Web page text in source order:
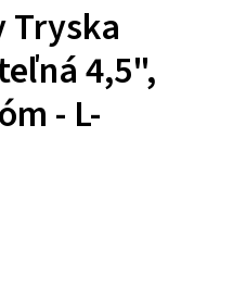
Tryska
4,5",
- L-